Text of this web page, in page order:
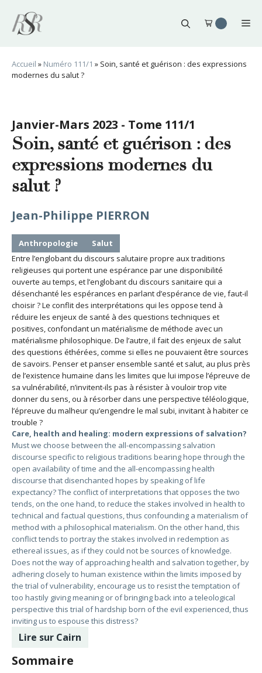
contenu
Accueil » Numéro 111/1 » Soin, santé et guérison : des expressions
modernes du salut ?
Janvier-Mars 2023 - Tome 111/1
Soin, santé et guérison : des
expressions modernes du
salut ?
Jean-Philippe PIERRON
Anthropologie
Salut
Entre l’englobant du discours salutaire propre aux traditions
religieuses qui portent une espérance par une disponibilité
ouverte au temps, et l’englobant du discours sanitaire qui a
désenchanté les espérances en parlant d’espérance de vie, faut-il
choisir ? Le conflit des interprétations qui les oppose tend à
réduire les enjeux de santé à des questions techniques et
positives, confondant un matérialisme de méthode avec un
matérialisme philosophique. De l’autre, il fait des enjeux de salut
des questions éthérées, comme si elles ne pouvaient être sources
de savoirs. Penser et panser ensemble santé et salut, au plus près
de l’existence humaine dans les limites que lui impose l’épreuve de
sa vulnérabilité, n’invitent-ils pas à résister à vouloir trop vite
donner du sens, ou à résorber dans une perspective téléologique,
l’épreuve du malheur qu’engendre le mal subi, invitant à habiter ce
trouble ?
Care, health and healing: modern expressions of salvation?
Must we choose between the all-encompassing salvation
discourse specific to religious traditions bearing hope through the
open availability of time and the all-encompassing health
discourse that disenchanted hopes by speaking of life
expectancy? The conflict of interpretations that opposes the two
tends, on the one hand, to reduce the stakes involved in health to
technical and factual questions, thus confounding a materialism of
method with a philosophical materialism. On the other hand, this
conflict tends to portray the stakes involved in redemption as
ethereal issues, as if they could not be sources of knowledge.
Does not the way of approaching health and salvation together, by
adhering closely to human existence within the limits imposed by
the trial of vulnerability, encourage us to resist the temptation of
too hastily giving meaning or of bringing back into a teleological
perspective this trial of hardship born of the evil experienced, thus
inviting us to espouse this distress?
Lire sur Cairn
Sommaire